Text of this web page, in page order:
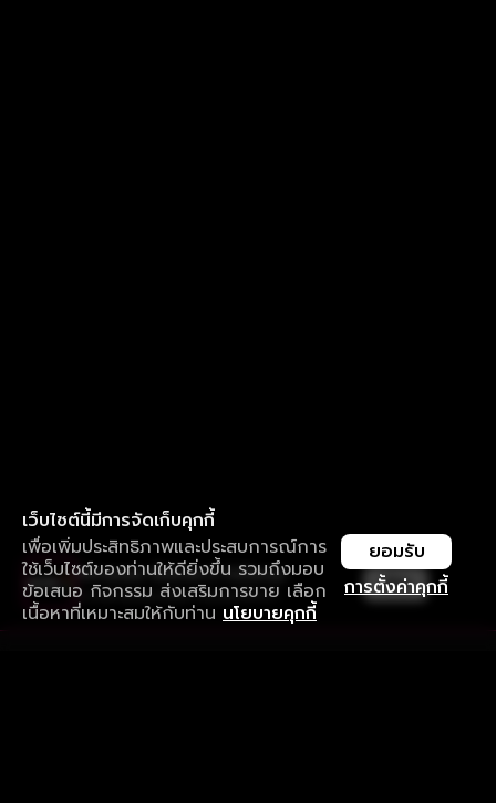
เว็บไซต์นี้มีการจัดเก็บคุกกี้
เพื่อเพิ่มประสิทธิภาพและประสบการณ์การ
ใช้เว็บไซต์ของท่านให้ดียิ่งขึ้น รวมถึงมอบ
ข้อเสนอ กิจกรรม ส่งเสริมการขาย เลือก
เนื้อหาที่เหมาะสมให้กับท่าน นโยบายคุกกี้
การตั้งค่าคุกกี้
ยอมรับ
ใช้งานแอป ลื่นไหลกว่า ไม่มีสะดุด
ดาวน์โหลดแอปเพื่อการรับชมที่ดีกว่า เปิด